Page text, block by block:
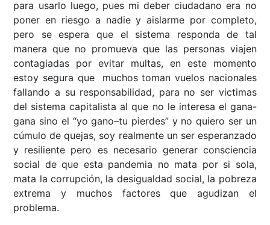
para usarlo luego, pues mi deber ciudadano era no
poner en riesgo a nadie y aislarme por completo,
pero se espera que el sistema responda de tal
manera que no promueva que las personas viajen
contagiadas por evitar multas, en este momento
estoy segura que muchos toman vuelos nacionales
fallando a su responsabilidad, para no ser victimas
del sistema capitalista al que no le interesa el gana-
gana sino el “yo gano–tu pierdes” y no quiero ser un
cúmulo de quejas, soy realmente un ser esperanzado
y resiliente pero es necesario generar consciencia
social de que esta pandemia no mata por si sola,
mata la corrupción, la desigualdad social, la pobreza
extrema y muchos factores que agudizan el
problema.